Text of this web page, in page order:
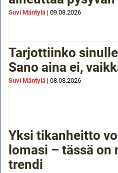
Suvi Mäntylä | 09.08.2026
Tarjottiinko
Sano aina ei,
Suvi Mäntylä | 08.08.2026
Yksi tikanheitto
lomasi – tässä
trendi